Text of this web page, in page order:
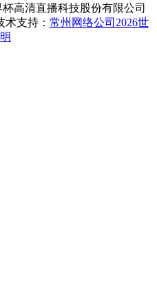
杯高清直播科技股份有限公司
术支持： 常州网络公司2026世